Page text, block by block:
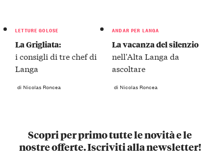
LETTURE GOLOSE
La Grigliata:
i consigli di tre chef di
Langa
di Nicolas Roncea
ANDAR PER LANGA
La vacanza del silenzio
nell'Alta Langa da
ascoltare
di Nicolas Roncea
Scopri per primo tutte le novità e le
nostre offerte. Iscriviti alla newsletter!